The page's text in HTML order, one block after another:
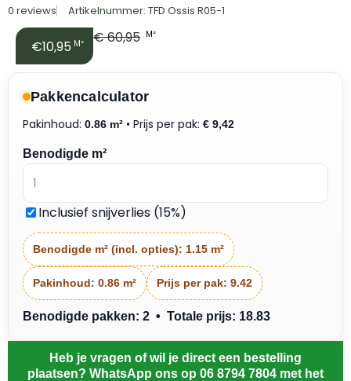
0 reviews Artikelnummer: TFD Ossis R05-1
€10,95 M² €60,95 M²
Pakkencalculator
Pakinhoud: 0.86 m² • Prijs per pak: € 9,42
Benodigde m²
Inclusief snijverlies (15%)
Benodigde m² (incl. opties): 1.15 m²
Pakinhoud: 0.86 m² Prijs per pak: 9.42
Benodigde pakken: 2 • Totale prijs: 18.83
Heb je vragen of wil je direct een bestelling
plaatsen? WhatsApp ons op 06 8794 7804 met het